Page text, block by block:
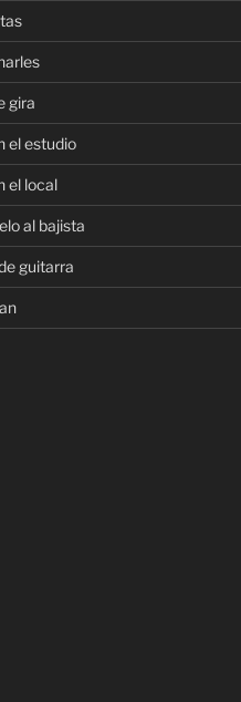
gira
el estudio
el local
al bajista
guitarra